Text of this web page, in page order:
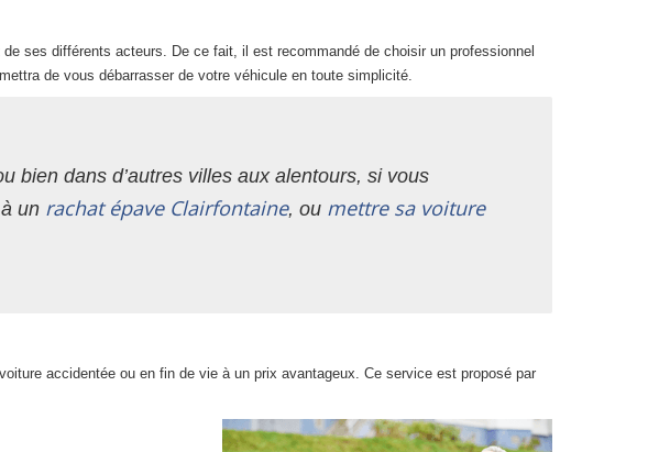
ses différents acteurs. De ce fait, il est recommandé de choisir un professionnel
de vous débarrasser de votre véhicule en toute simplicité.
bien dans d’autres villes aux alentours, si vous
un rachat épave Clairfontaine, ou mettre sa voiture
accidentée ou en fin de vie à un prix avantageux. Ce service est proposé par